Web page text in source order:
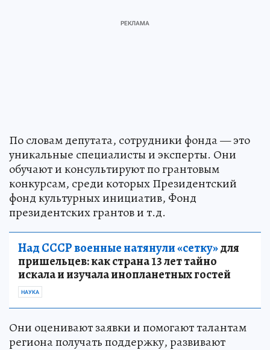
По словам депутата, сотрудники фонда — это
уникальные специалисты и эксперты. Они
обучают и консультируют по грантовым
конкурсам, среди которых Президентский
фонд культурных инициатив, Фонд
президентских грантов и т.д.
Над СССР военные натянули «сетку»для
пришельцев: как страна 13 лет тайно
искала и изучала инопланетных гостей
НАУКА
Они оценивают заявки и помогают талантам
региона получать поддержку, развивают